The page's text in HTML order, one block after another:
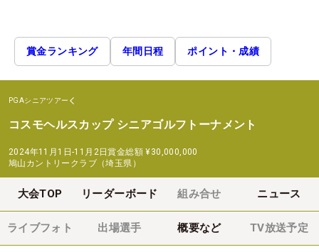
賞金ランキング 年間日程 ポイント・成績
PGAシニアツアー
コスモヘルスカップ シニアゴルフトーナメント
2024年11月1日-11月2日賞金総額 ¥30,000,000
鳩山カントリークラブ（埼玉県）
大会TOP リーダーボード 組み合せ ニュース
ライブフォト 出場選手 概要など TV放送予定